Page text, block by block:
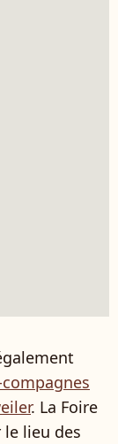
. La Foire
lieu des